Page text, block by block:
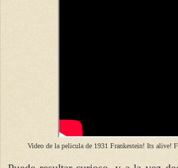
Video de la pelicula de 1931 Frankestein! Its alive!